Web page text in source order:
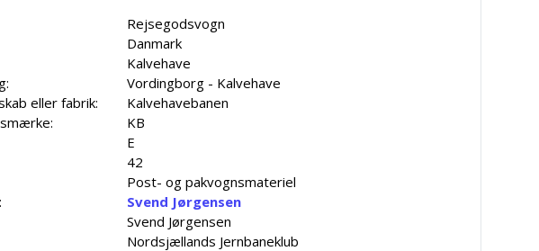
Rejsegodsvogn
Danmark
Kalvehave
Vordingborg - Kalvehave
eller fabrik:
Kalvehavebanen
KB
E
42
Post- og pakvognsmateriel
Svend Jørgensen
Svend Jørgensen
Nordsjællands Jernbaneklub